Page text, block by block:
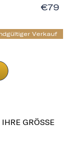
€79
Verkauf
GRÖSSE >